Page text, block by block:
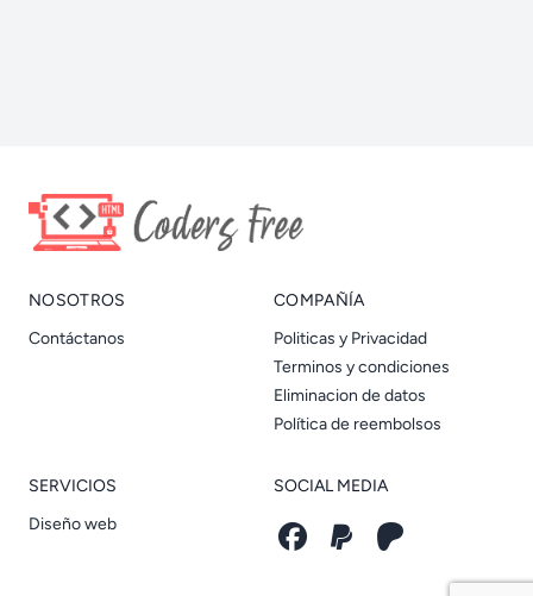
NOSOTROS
Contáctanos
COMPAÑÍA
Politicas y Privacidad
Terminos y condiciones
Eliminacion de datos
Política de reembolsos
SERVICIOS
Diseño web
SOCIAL MEDIA